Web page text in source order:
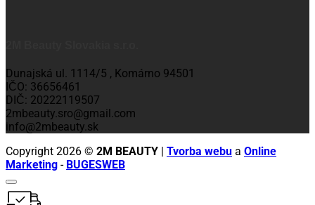
Dunajská ul. 1114/5 , Komárno 94501
IČO: 36656461
DIČ: 20222119507
2mbeauty.sro@gmail.com
info@2mbeauty.sk
Copyright 2026 © 2M BEAUTY | Tvorba webu a Online
Marketing - BUGESWEB